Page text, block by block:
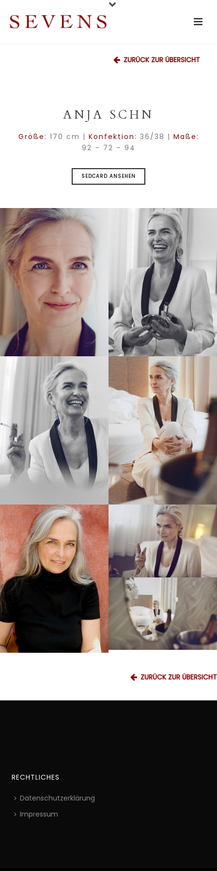
ZURÜCK ZUR ÜBERSICHT
ANJA SCHN
Größe: 170 cm | Konfektion: 36/38 | Maße:
92 – 72 – 94
SEDCARD ANSEHEN
ZURÜCK ZUR ÜBERSICHT
RECHTLICHES
Datenschutzerklärung
Impressum